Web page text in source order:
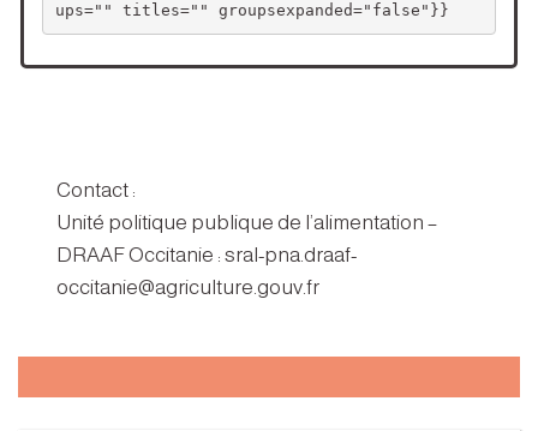
ups="" titles="" groupsexpanded="false"}}
Contact :
Unité politique publique de l’alimentation –
DRAAF Occitanie : sral-pna.draaf-
occitanie@agriculture.gouv.fr